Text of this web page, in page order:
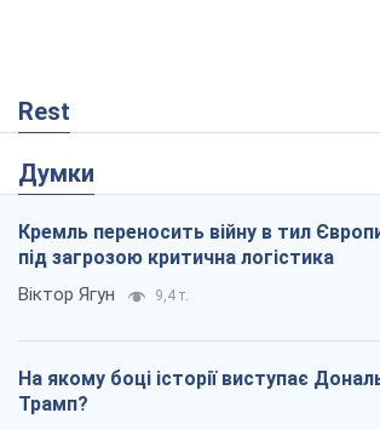
Rest
Думки
Кремль переносить війну в тил
під загрозою критична логістика
Віктор Ягун 9,4 т.
На якому боці історії виступає
Трамп?